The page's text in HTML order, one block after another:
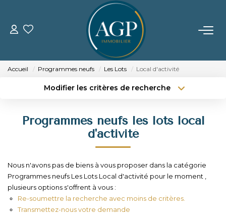
ACHETER
Nos Biens Vendus
GERER
Accueil Programmes neufs Les Lots Local d'activité
Modifier les critères de recherche
Sélectionnez...
Type de bien
Surface min
Créer une alerte
Programmes neufs les lots local
d'activité
Nous n'avons pas de biens à vous proposer dans la catégorie
Programmes neufs Les Lots Local d'activité pour le moment ,
plusieurs options s'offrent à vous :
Re-soumettre la recherche avec moins de critères.
Transmettez-nous votre demande